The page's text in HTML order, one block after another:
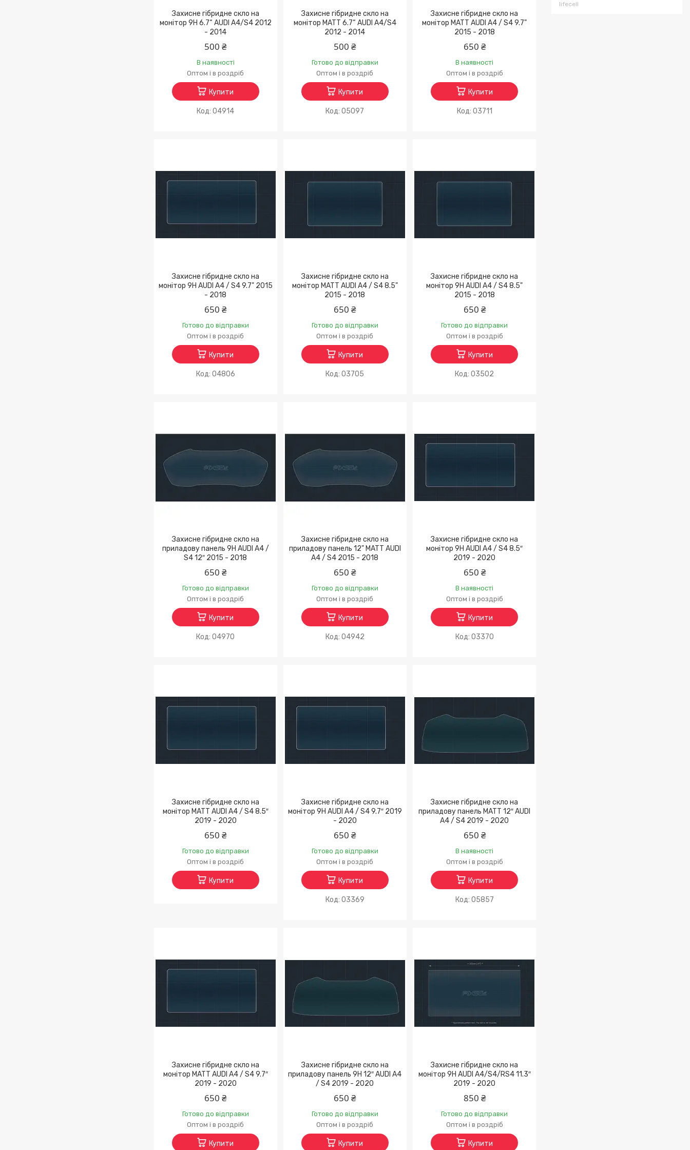
lifecell
Захисне гібридне скло на
монітор 9H 6.7“ AUDI A4/S4 2012
- 2014
500 ₴
В наявності
Оптом і в роздріб
Купити
04914
Захисне гібридне скло на
монітор MATT 6.7“ AUDI A4/S4
2012 - 2014
500 ₴
Готово до відправки
Оптом і в роздріб
Купити
05097
Захисне гібридне скло на
монітор MATT AUDI A4 / S4 9.7"
2015 - 2018
650 ₴
В наявності
Оптом і в роздріб
Купити
03711
Захисне гібридне скло на
монітор 9H AUDI A4 / S4 9.7" 2015
- 2018
650 ₴
Готово до відправки
Оптом і в роздріб
Купити
04806
Захисне гібридне скло на
монітор MATT AUDI A4 / S4 8.5"
2015 - 2018
650 ₴
Готово до відправки
Оптом і в роздріб
Купити
03705
Захисне гібридне скло на
монітор 9H AUDI A4 / S4 8.5"
2015 - 2018
650 ₴
Готово до відправки
Оптом і в роздріб
Купити
03502
Захисне гібридне скло на
приладову панель 9H AUDI A4 /
S4 12″ 2015 - 2018
650 ₴
Готово до відправки
Оптом і в роздріб
Купити
04970
Захисне гібридне скло на
приладову панель 12" MATT AUDI
A4 / S4 2015 - 2018
650 ₴
Готово до відправки
Оптом і в роздріб
Купити
04942
Захисне гібридне скло на
монітор 9H AUDI A4 / S4 8.5″
2019 - 2020
650 ₴
В наявності
Оптом і в роздріб
Купити
03370
Захисне гібридне скло на
монітор MATT AUDI A4 / S4 8.5″
2019 - 2020
650 ₴
Готово до відправки
Оптом і в роздріб
Купити
Захисне гібридне скло на
монітор 9H AUDI A4 / S4 9.7″ 2019
- 2020
650 ₴
Готово до відправки
Оптом і в роздріб
Купити
03369
Захисне гібридне скло на
приладову панель MATT 12″ AUDI
A4 / S4 2019 - 2020
650 ₴
В наявності
Оптом і в роздріб
Купити
05857
Захисне гібридне скло на
монітор MATT AUDI A4 / S4 9.7″
2019 - 2020
650 ₴
Готово до відправки
Оптом і в роздріб
Купити
Захисне гібридне скло на
приладову панель 9H 12″ AUDI A4
/ S4 2019 - 2020
650 ₴
Готово до відправки
Оптом і в роздріб
Купити
Захисне гібридне скло на
монітор 9H AUDI A4/S4/RS4 11.3″
2019 - 2020
850 ₴
Готово до відправки
Оптом і в роздріб
Купити